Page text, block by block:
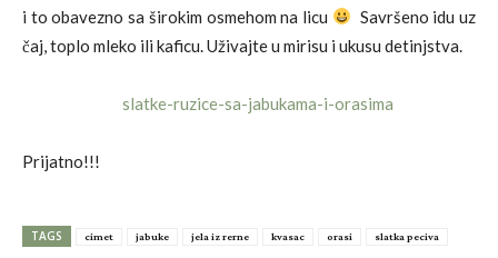
i to obavezno sa širokim osmehom na licu
Savršeno idu uz
čaj, toplo mleko ili kaficu. Uživajte u mirisu i ukusu detinjstva.
Prijatno!!!
TAGS cimet jabuke jela iz rerne kvasac orasi slatka peciva